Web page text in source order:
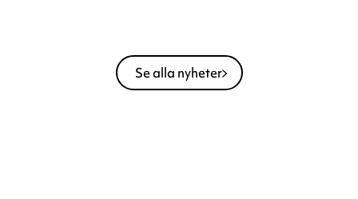
Se alla nyheter